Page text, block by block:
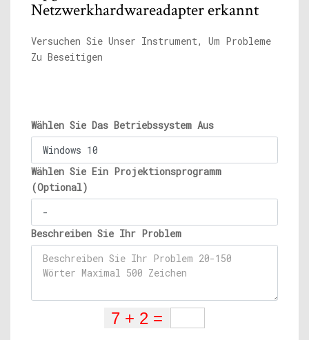
Netzwerkhardwareadapter erkannt
Versuchen Sie Unser Instrument, Um Probleme
Zu Beseitigen
Wählen Sie Das Betriebssystem Aus
Wählen Sie Ein Projektionsprogramm
(Optional)
Beschreiben Sie Ihr Problem